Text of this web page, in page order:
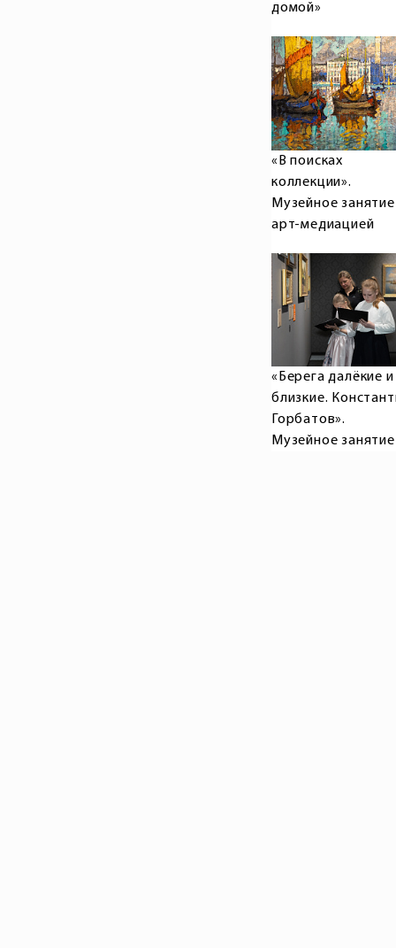
домой»
«В поисках
коллекции».
Музейное занятие
арт-медиацией
«Берега далёкие и
близкие.
Горбатов».
Музейное занятие